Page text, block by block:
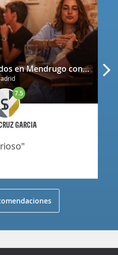
Cena completa para dos en Mendrugo con cerveza artesana incluida
GARCIA
7.5